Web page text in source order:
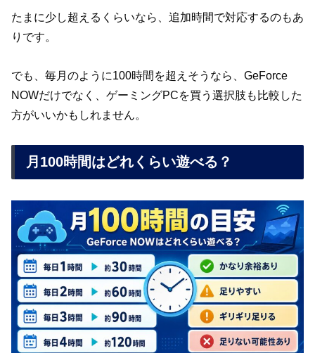
たまに少し超えるくらいなら、追加時間で対応するのもあ
りです。
でも、毎月のように100時間を超えそうなら、GeForce
NOWだけでなく、ゲーミングPCを買う選択肢も比較した
方がいいかもしれません。
月100時間はどれくらい遊べる？